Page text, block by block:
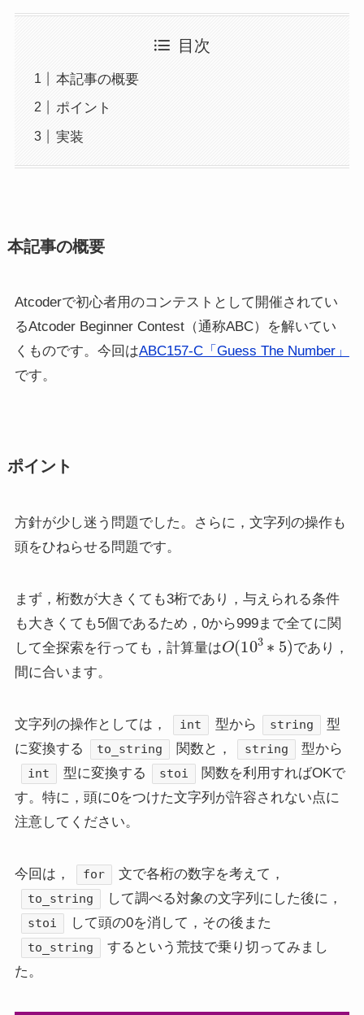
目次
本記事の概要
ポイント
実装
本記事の概要
Atcoderで初心者用のコンテストとして開催されてい
るAtcoder Beginner Contest（通称ABC）を解いてい
くものです。今回はABC157-C「Guess The Number」
です。
ポイント
方針が少し迷う問題でした。さらに，文字列の操作も
頭をひねらせる問題です。
まず，桁数が大きくても3桁であり，与えられる条件
も大きくても5個であるため，0から999まで全てに関
して全探索を行っても，計算量は
O(103 ∗5)
であり，
間に合います。
文字列の操作としては， int 型から string
型
に変換する
to_string 関数と， string 型から
int 型に変換する stoi
関数を利用すればOKで
す。特に，頭に0をつけた文字列が許容されない点に
注意してください。
今回は， for 文で各桁の数字を考えて，
to_string して調べる対象の文字列にした後に，
stoi して頭の0を消して，その後また
to_string
するという荒技で乗り切ってみまし
た。